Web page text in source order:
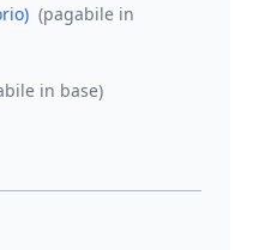
(pagabile in
in base)